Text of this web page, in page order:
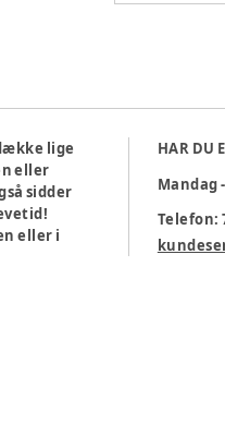
lige
eller
sidder
eller i
HAR DU
Mandag
Telefon: